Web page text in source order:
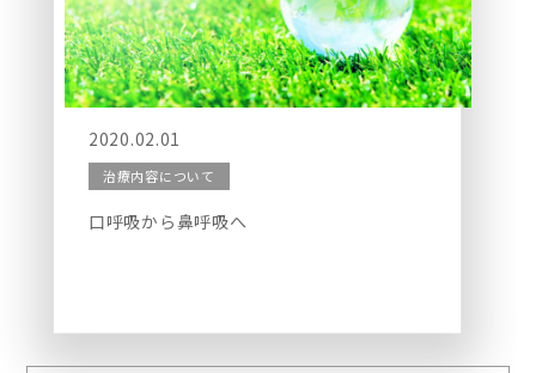
2020.02.01
治療内容について
口呼吸から鼻呼吸へ